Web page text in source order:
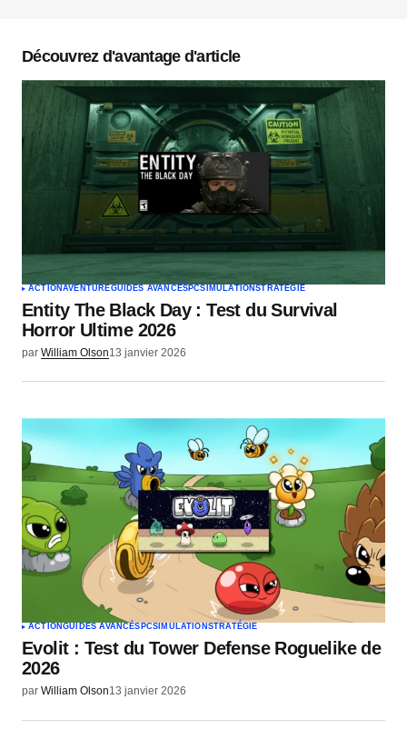
Commentaire*
Votre nom*
Votre e-mail*
Envoyer un commentaire
Découvrez d'avantage d'article
ACTIONAVENTUREGUIDES AVANCÉS PCSIMULATIONSTRATÉGIE
Entity The Black Day : Test du Survival
Horror Ultime 2026
par William Olson13 janvier 2026
ACTIONGUIDES AVANCÉS PCSIMULATION STRATÉGIE
Evolit : Test du Tower Defense Roguelike de
2026
par William Olson13 janvier 2026